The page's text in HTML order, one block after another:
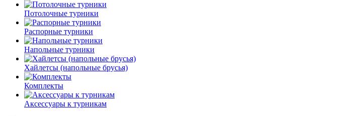
Потолочные турники
Распорные турники
Напольные турники
Хайлетсы (напольные брусья)
Комплекты
Аксессуары к турникам